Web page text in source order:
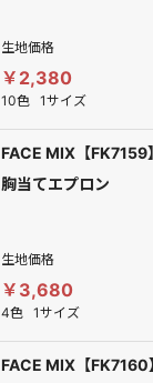
生地価格
￥2,380
10色 1サイズ
FACE MIX【FK7159】
胸当てエプロン
生地価格
￥3,680
4色 1サイズ
FACE MIX【FK7160